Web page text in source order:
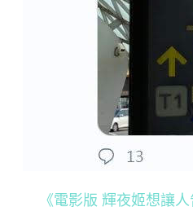
《電影版 輝夜姬想讓